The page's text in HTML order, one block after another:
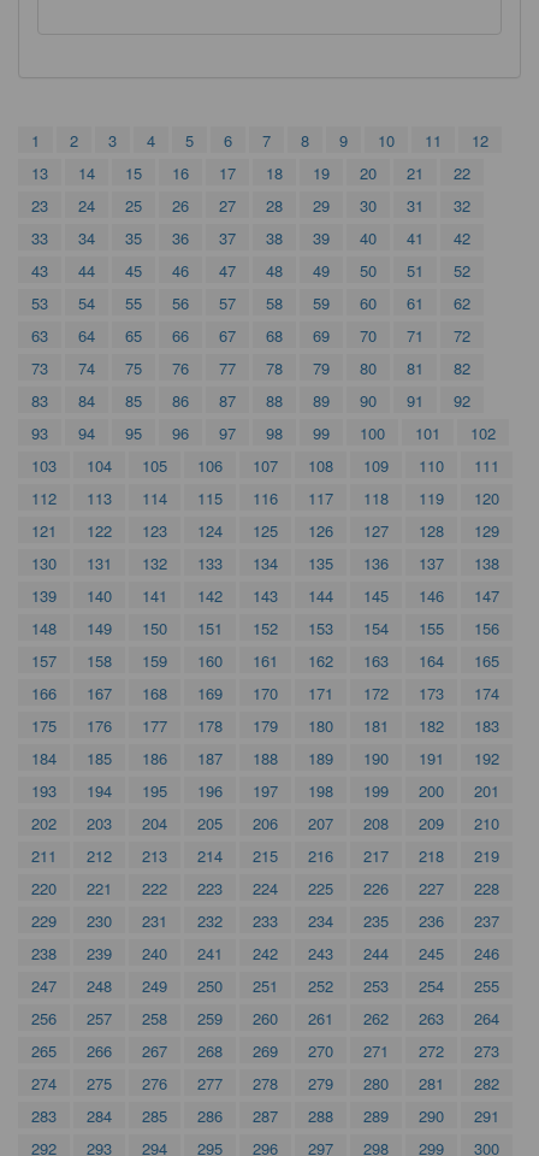
1 2 3 4 5 6 7 8 9 10 11
12
13
14 15 16 17 18 19 20 21
22
23
24 25 26 27 28 29 30 31
32
33
34 35 36 37 38 39 40 41
42
43
44 45 46 47 48 49 50 51
52
53
54 55 56 57 58 59 60 61
62
63
64 65 66 67 68 69 70 71
72
73
74 75 76 77 78 79 80 81
82
83
84 85 86 87 88 89 90 91
92
93
94 95 96 97 98 99 100 101
102
103
104 105 106 107 108 109 110
111
112
113 114 115 116 117 118 119
120
121
122 123 124 125 126 127 128
129
130
131 132 133 134 135 136 137
138
139
140 141 142 143 144 145 146
147
148
149 150 151 152 153 154 155
156
157
158 159 160 161 162 163 164
165
166
167 168 169 170 171 172 173
174
175
176 177 178 179 180 181 182
183
184
185 186 187 188 189 190 191
192
193
194 195 196 197 198 199 200
201
202
203 204 205 206 207 208 209
210
211
212 213 214 215 216 217 218
219
220
221 222 223 224 225 226 227
228
229
230 231 232 233 234 235 236
237
238
239 240 241 242 243 244 245
246
247
248 249 250 251 252 253 254
255
256
257 258 259 260 261 262 263
264
265
266 267 268 269 270 271 272
273
274
275 276 277 278 279 280 281
282
283
284 285 286 287 288 289 290
291
292
293 294 295 296 297 298 299 300